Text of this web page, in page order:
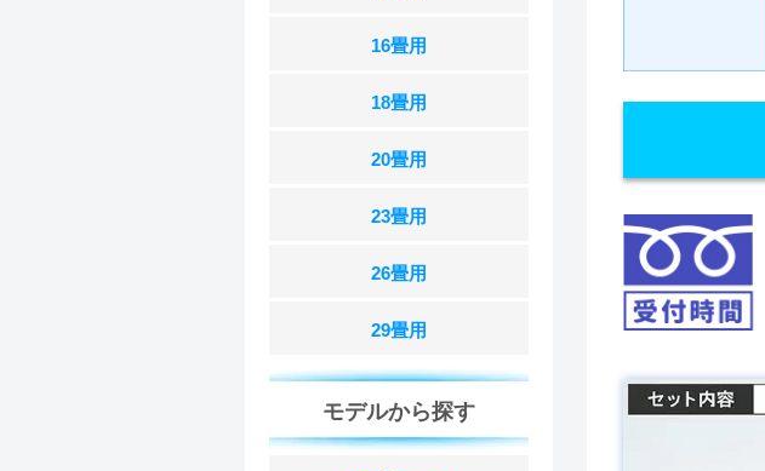
16畳用
18畳用
20畳用
23畳用
26畳用
29畳用
モデルから探す